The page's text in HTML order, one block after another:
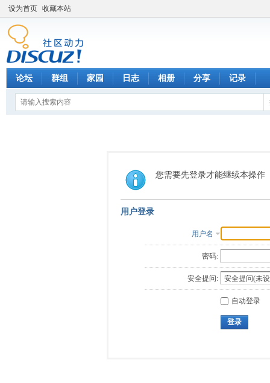
设为首页 收藏本站
论坛 群组 家园 日志 相册 分享 记录
您需要先登录才能继续本操作
用户登录
用户名
密码:
安全提问:
自动登录
登录